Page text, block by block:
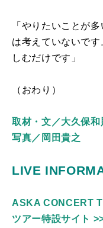
「やりたいことが
は考えていないで
しむだけです」
（おわり）
取材・文／大久保和
写真／岡田貴之
LIVE
ASKA CONCERT
ツアー特設サイト